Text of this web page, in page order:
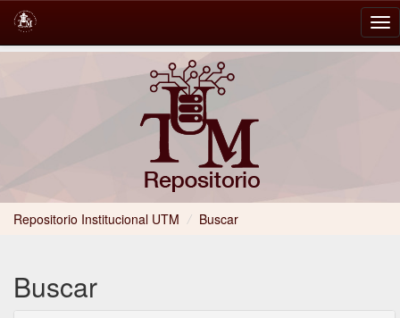
Repositorio Institucional UTM / Buscar
Buscar